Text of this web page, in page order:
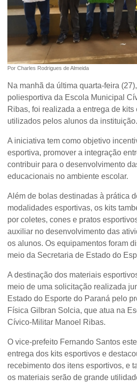
Por Charles Rodrigues de Almeida
Na manhã da última quarta-feira
poliesportiva da Escola Municipal
Ribas, foi realizada a entrega de
utilizados pelos alunos da instituição.
A iniciativa tem como objetivo
esportiva, promover a integração
contribuir para o desenvolvimento
educacionais no ambiente escolar.
Além de bolas destinadas à prática
modalidades esportivas, os kits
por coletes, cones e pratos
auxiliar no desenvolvimento das
os alunos. Os equipamentos foram
meio da Secretaria de Estado do
A destinação dos materiais
meio de uma solicitação realizada
Estado do Esporte do Paraná pelo
Física Gilbran Solcia, que atua na
Cívico-Militar Manoel Ribas.
O vice-prefeito Fernando Santos
entrega dos kits esportivos e
recebimento dos itens esportivos, e
os materiais serão de grande